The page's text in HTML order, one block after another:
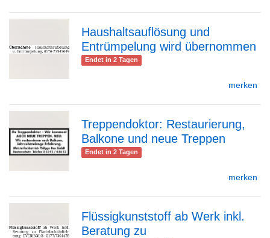
zur
Haushaltsauflösung und
Entrümpelung wird übernommen
Endet in 2 Tagen
merken
Treppendoktor: Restaurierung,
Balkone und neue Treppen
Endet in 2 Tagen
merken
zur
Flüssigkunststoff ab Werk inkl.
Beratung zu